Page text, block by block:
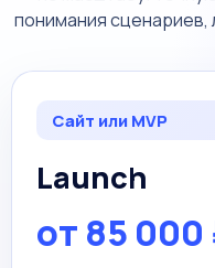
понимания сценариев,
Сайт или MVP
Launch
от 85 000